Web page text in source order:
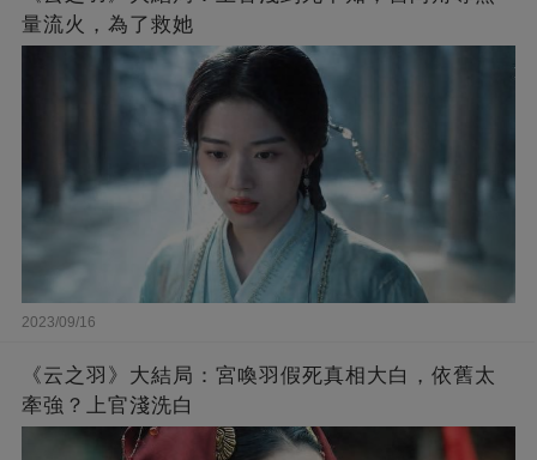
量流火，為了救她
2023/09/16
《云之羽》大結局：宮喚羽假死真相大白，依舊太
牽強？上官淺洗白